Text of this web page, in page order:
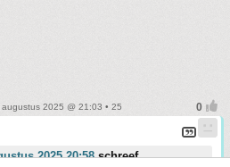
2025 @ 21:03 • 25
2025 20:58schreef